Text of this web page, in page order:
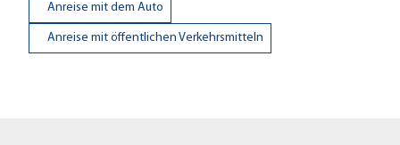
Anreise mit dem Auto
Anreise mit öffentlichen Verkehrsmitteln